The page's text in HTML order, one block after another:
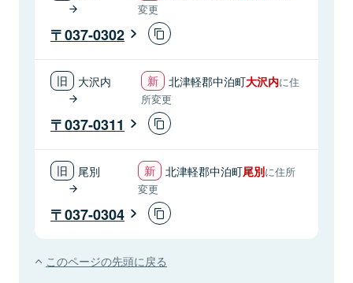
変更
037-0302
大沢内 北津軽郡中泊町大沢内に住
所変更
037-0311
尾別 北津軽郡中泊町尾別に住所
変更
037-0304
このページの先頭に戻る